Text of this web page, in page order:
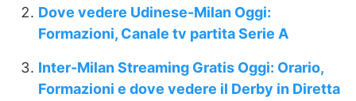
Dove vedere Udinese-Milan Oggi:
Formazioni, Canale tv partita Serie A
Inter-Milan Streaming Gratis Oggi: Orario,
Formazioni e dove vedere il Derby in Diretta